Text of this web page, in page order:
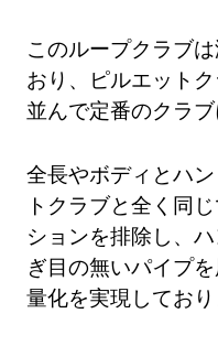
このループクラブ
おり、ピルエット
並んで定番のクラブ
全長やボディとハ
トクラブと全く同
ションを排除し、
ぎ目の無いパイプ
量化を実現しており